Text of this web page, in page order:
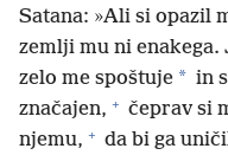
Satana: »Ali si opazil
zemlji mu ni
zelo me spoštuje * in
značajen, + čeprav si
njemu, + da bi ga